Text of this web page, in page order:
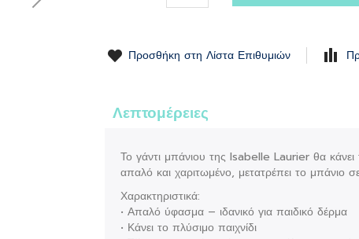
Προσθήκη στη Λίστα Επιθυμιών
Λεπτομέρειες
Το γάντι μπάνιου της Isabelle Laurier θα κάνει
απαλό και χαριτωμένο, μετατρέπει το μπάνιο
Χαρακτηριστικά:
• Απαλό ύφασμα – ιδανικό για παιδικό δέρμα
• Κάνει το πλύσιμο παιχνίδι